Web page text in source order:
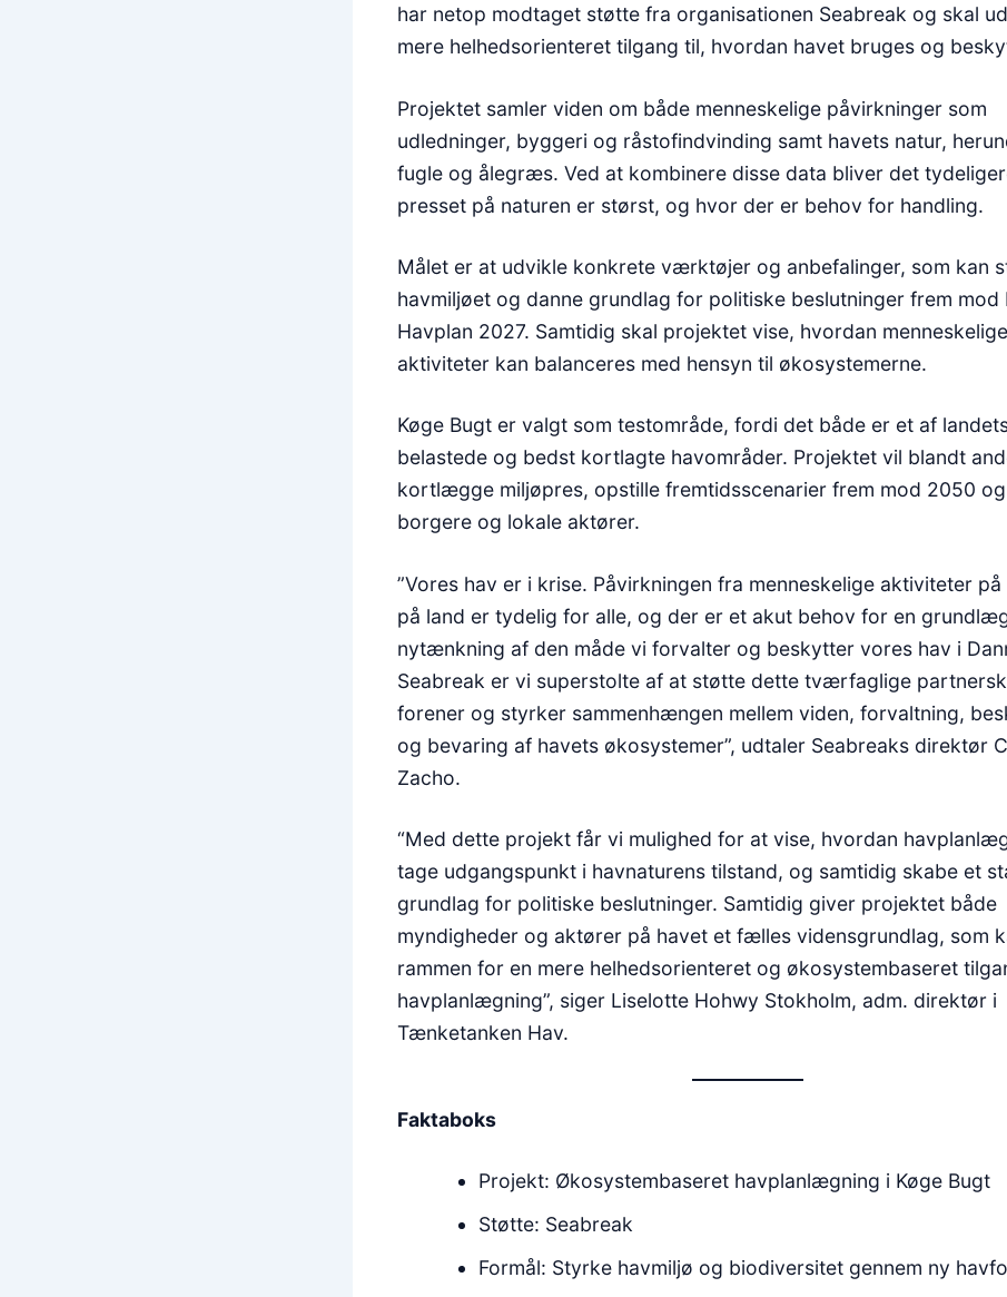
har netop modtaget støtte fra organisationen Seabreak og skal
mere helhedsorienteret tilgang til, hvordan havet bruges og
Projektet samler viden om både menneskelige påvirkninger som
udledninger, byggeri og råstofindvinding samt havets natur,
fugle og ålegræs. Ved at kombinere disse data bliver det
presset på naturen er størst, og hvor der er behov for handling.
Målet er at udvikle konkrete værktøjer og anbefalinger, som kan
havmiljøet og danne grundlag for politiske beslutninger frem mod
Havplan 2027. Samtidig skal projektet vise, hvordan menneskelige
aktiviteter kan balanceres med hensyn til økosystemerne.
Køge Bugt er valgt som testområde, fordi det både er et af
belastede og bedst kortlagte havområder. Projektet vil blandt
kortlægge miljøpres, opstille fremtidsscenarier frem mod 2050
borgere og lokale aktører.
”Vores hav er i krise. Påvirkningen fra menneskelige aktiviteter
på land er tydelig for alle, og der er et akut behov for en
nytænkning af den måde vi forvalter og beskytter vores hav i
Seabreak er vi superstolte af at støtte dette tværfaglige
forener og styrker sammenhængen mellem viden, forvaltning,
og bevaring af havets økosystemer”, udtaler Seabreaks direktør
Zacho.
“Med dette projekt får vi mulighed for at vise, hvordan
tage udgangspunkt i havnaturens tilstand, og samtidig skabe et
grundlag for politiske beslutninger. Samtidig giver projektet både
myndigheder og aktører på havet et fælles vidensgrundlag, som
rammen for en mere helhedsorienteret og økosystembaseret
havplanlægning”, siger Liselotte Hohwy Stokholm, adm. direktør i
Tænketanken Hav.
Faktaboks
Projekt: Økosystembaseret havplanlægning i Køge Bugt
Støtte: Seabreak
Formål: Styrke havmiljø og biodiversitet gennem ny